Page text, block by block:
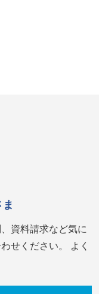
資料請求など気に
せください。 よく